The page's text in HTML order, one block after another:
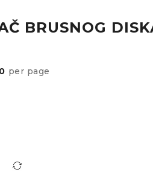
BRUSNOG
per page